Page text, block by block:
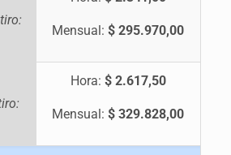
Mensual:$ 295.970,00
Hora: $ 2.617,50
Mensual:$ 329.828,00